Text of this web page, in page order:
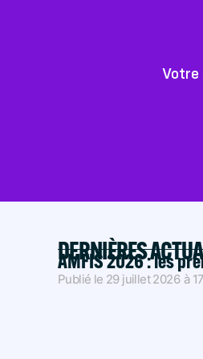
Votre
DERNIÈRES
AMFIS 2026 : les
Publié le 29 juillet 2026 à